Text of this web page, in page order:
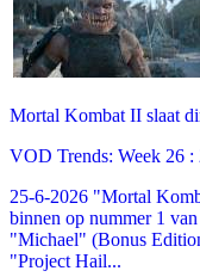
Mortal Kombat II slaat
VOD Trends: Week 26 :
25-6-2026 "Mortal
binnen op nummer 1
"Michael" (Bonus
"Project Hail...